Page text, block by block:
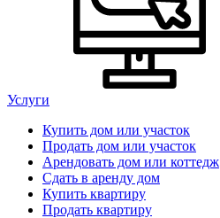
Услуги
Купить дом или участок
Продать дом или участок
Арендовать дом или коттедж
Сдать в аренду дом
Купить квартиру
Продать квартиру